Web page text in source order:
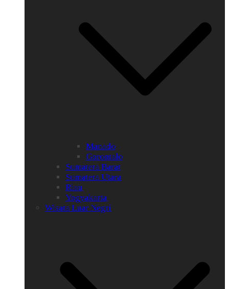
Manado
Gorontalo
Sumatera Barat
Sumatera Utara
Riau
Yogyakarta
Wisata Luar Negri